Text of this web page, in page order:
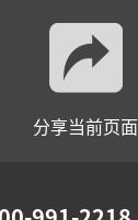
分享当前页面